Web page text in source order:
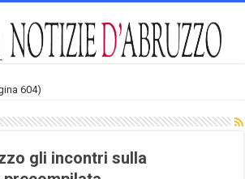
604)
gli incontri sulla